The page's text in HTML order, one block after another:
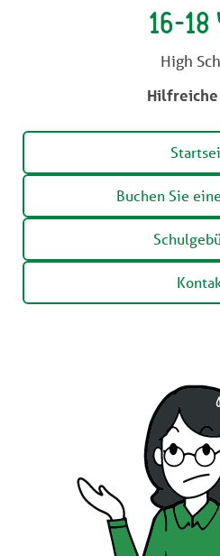
16-18
High
Hilfreiche
Buchen Sie